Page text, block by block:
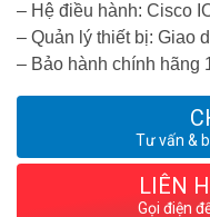
– Hệ điều hành: Cisco
– Quản lý thiết bị: Giao
– Bảo hành chính hãng
Tư vấn &
LIÊN
Gọi điện